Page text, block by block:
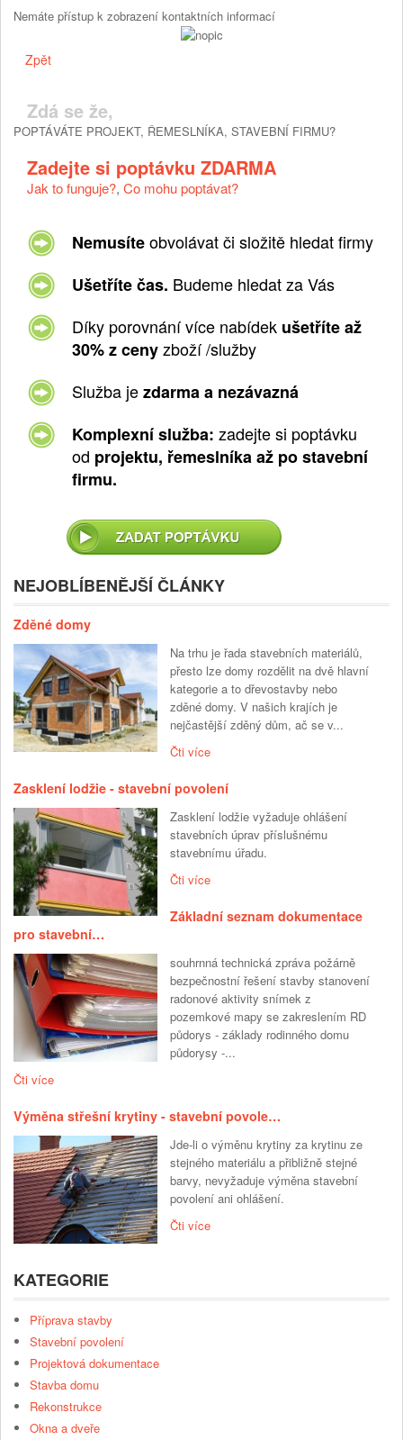
Nemáte přístup k zobrazení kontaktních informací
Zpět
Zdá se že,
POPTÁVÁTE PROJEKT, ŘEMESLNÍKA, STAVEBNÍ FIRMU?
Zadejte si poptávku ZDARMA
Jak to funguje?, Co mohu poptávat?
Nemusíteobvolávat či složitě hledat firmy
Ušetříte čas. Budeme hledat za Vás
Díky porovnání více nabídek ušetříte až
30% z cenyzboží /služby
Služba jezdarma a nezávazná
Komplexní služba: zadejte si poptávku
od projektu, řemeslníka až po stavební
firmu.
NEJOBLÍBENĚJŠÍ ČLÁNKY
Zděné domy
Na trhu je řada stavebních materiálů,
přesto lze domy rozdělit na dvě hlavní
kategorie a to dřevostavby nebo
zděné domy. V našich krajích je
nejčastější zděný dům, ač se v...
Čti více
Zasklení lodžie - stavební povolení
Zasklení lodžie vyžaduje ohlášení
stavebních úprav příslušnému
stavebnímu úřadu.
Čti více
Základní seznam dokumentace
pro stavební…
souhrnná technická zpráva požárně
bezpečnostní řešení stavby stanovení
radonové aktivity snímek z
pozemkové mapy se zakreslením RD
půdorys - základy rodinného domu
půdorysy -...
Čti více
Výměna střešní krytiny - stavební povole…
Jde-li o výměnu krytiny za krytinu ze
stejného materiálu a přibližně stejné
barvy, nevyžaduje výměna stavební
povolení ani ohlášení.
Čti více
KATEGORIE
Příprava stavby
Stavební povolení
Projektová dokumentace
Stavba domu
Rekonstrukce
Okna a dveře